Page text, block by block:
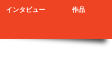
インタビュー 作品